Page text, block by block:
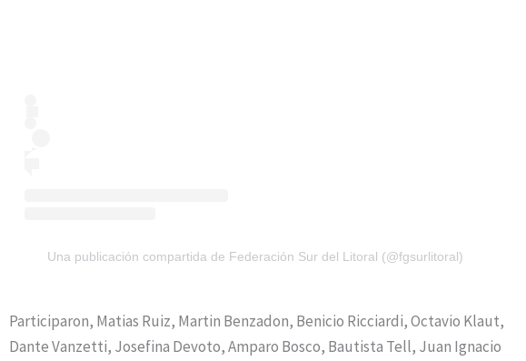
Una publicación compartida de Federación Sur del Litoral (@fgsurlitoral)
Participaron, Matias Ruiz, Martin Benzadon, Benicio Ricciardi, Octavio Klaut,
Dante Vanzetti, Josefina Devoto, Amparo Bosco, Bautista Tell, Juan Ignacio